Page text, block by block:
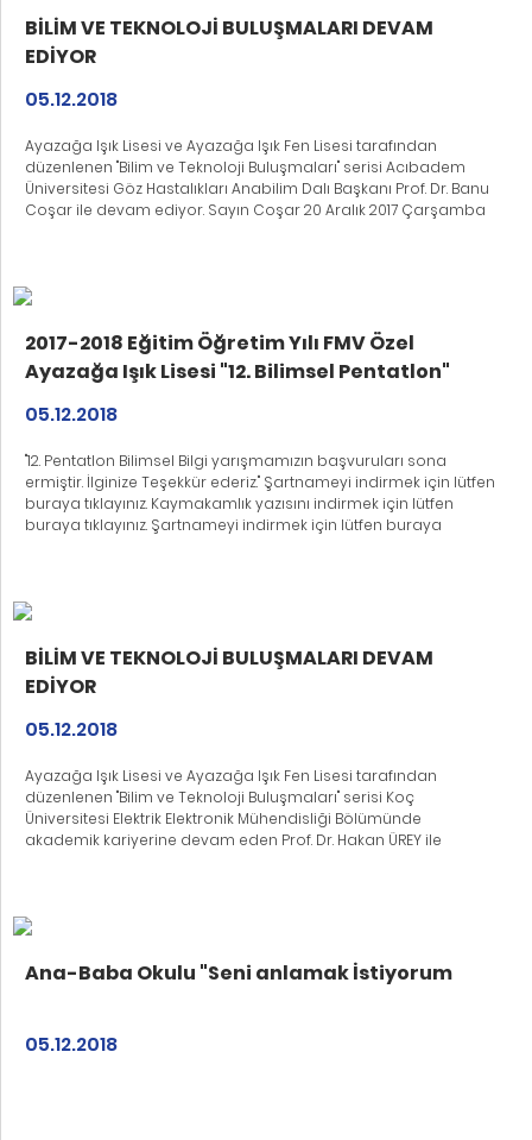
BİLİM VE TEKNOLOJİ BULUŞMALARI DEVAM
EDİYOR
05.12.2018
Ayazağa Işık Lisesi ve Ayazağa Işık Fen Lisesi tarafından
düzenlenen "Bilim ve Teknoloji Buluşmaları" serisi Acıbadem
Üniversitesi Göz Hastalıkları Anabilim Dalı Başkanı Prof. Dr. Banu
Coşar ile devam ediyor. Sayın Coşar 20 Aralık 2017 Çarşamba
2017-2018 Eğitim Öğretim Yılı FMV Özel
Ayazağa Işık Lisesi "12. Bilimsel Pentatlon"
05.12.2018
"12. Pentatlon Bilimsel Bilgi yarışmamızın başvuruları sona
ermiştir. İlginize Teşekkür ederiz." Şartnameyi indirmek için lütfen
buraya tıklayınız. Kaymakamlık yazısını indirmek için lütfen
buraya tıklayınız. Şartnameyi indirmek için lütfen buraya
BİLİM VE TEKNOLOJİ BULUŞMALARI DEVAM
EDİYOR
05.12.2018
Ayazağa Işık Lisesi ve Ayazağa Işık Fen Lisesi tarafından
düzenlenen "Bilim ve Teknoloji Buluşmaları" serisi Koç
Üniversitesi Elektrik Elektronik Mühendisliği Bölümünde
akademik kariyerine devam eden Prof. Dr. Hakan ÜREY ile
Bilgisayar Etkileşiminin Geleceği" başlıklı konferansı ile
Ana-Baba Okulu "Seni anlamak İstiyorum
05.12.2018